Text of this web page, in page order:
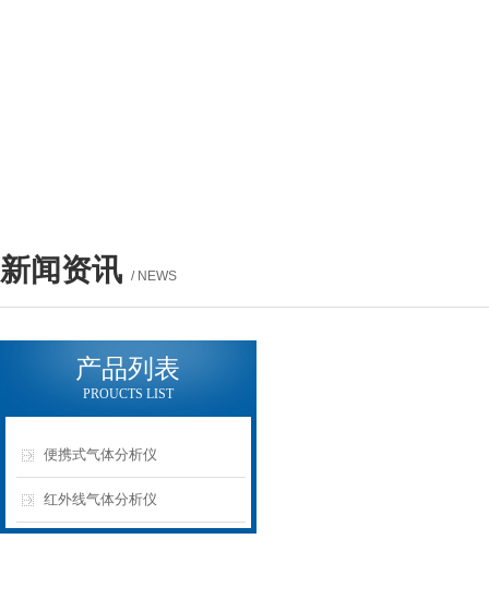
新闻资讯 / NEWS
产品列表
PROUCTS LIST
便携式气体分析仪
红外线气体分析仪